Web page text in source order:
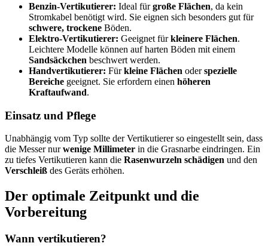
Benzin-Vertikutierer: Ideal fürgroße Flächen, da kein
Stromkabel benötigt wird. Sie eignen sich besonders gut für
schwere, trockene Böden.
Elektro-Vertikutierer: Geeignet fürkleinere Flächen.
Leichtere Modelle können auf harten Böden mit einem
Sandsäckchen beschwert werden.
Handvertikutierer: Fürkleine Flächen oderspezielle
Bereiche geeignet. Sie erfordern einen höheren
Kraftaufwand.
Einsatz und Pflege
Unabhängig vom Typ sollte der Vertikutierer so eingestellt sein, dass
die Messer nurwenige Millimeter in die Grasnarbe eindringen. Ein
zu tiefes Vertikutieren kann die Rasenwurzeln schädigen und den
Verschleiß des Geräts erhöhen.
Der optimale Zeitpunkt und die
Vorbereitung
Wann vertikutieren?